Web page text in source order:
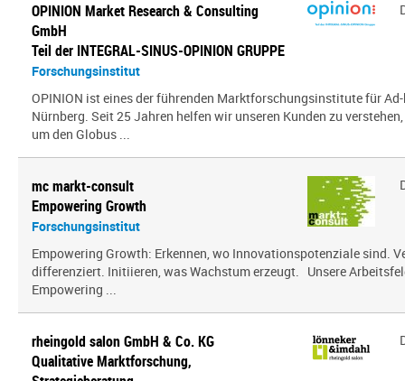
OPINION Market Research & Consulting
GmbH
Teil der INTEGRAL-SINUS-OPINION GRUPPE
Forschungsinstitut
OPINION ist eines der führenden Marktforschungsinstitute für
Nürnberg. Seit 25 Jahren helfen wir unseren Kunden zu
um den Globus ...
mc markt-consult
Empowering Growth
Forschungsinstitut
Empowering Growth: Erkennen, wo Innovationspotenziale sind.
differenziert. Initiieren, was Wachstum erzeugt. Unsere
Empowering ...
rheingold salon GmbH & Co. KG
Qualitative Marktforschung,